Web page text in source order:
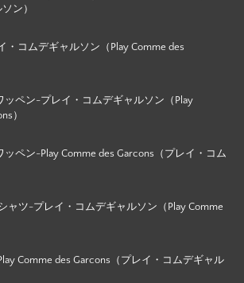
ン）
・コムデギャルソン（Play Comme des
ッペン-プレイ・コムデギャルソン（Play
）
ペン-Play Comme des Garcons（プレイ・コム
ャツ-プレイ・コムデギャルソン（Play Comme
Comme des Garcons（プレイ・コムデギャル